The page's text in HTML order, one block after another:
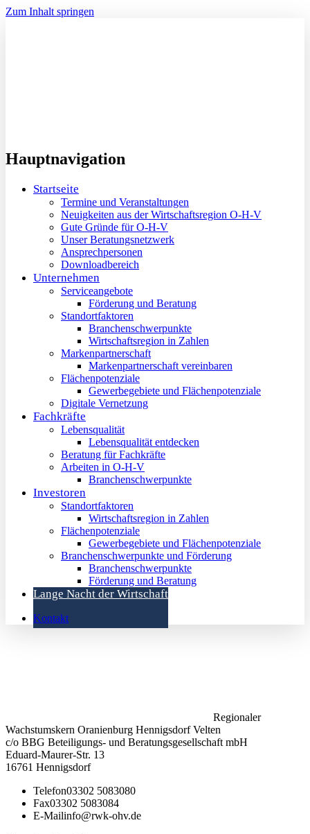
Zum Inhalt springen
Hauptnavigation
Startseite
Termine und Veranstaltungen
Neuigkeiten aus der Wirtschaftsregion O-H-V
Gute Gründe für O-H-V
Unser Beratungsnetzwerk
Ansprechpersonen
Downloadbereich
Unternehmen
Serviceangebote
Förderung und Beratung
Standortfaktoren
Branchenschwerpunkte
Wirtschaftsregion in Zahlen
Markenpartnerschaft
Markenpartnerschaft vereinbaren
Flächenpotenziale
Gewerbegebiete und Flächenpotenziale
Digitale Vernetzung
Fachkräfte
Lebensqualität
Lebensqualität entdecken
Beratung für Fachkräfte
Arbeiten in O-H-V
Branchenschwerpunkte
Investoren
Standortfaktoren
Wirtschaftsregion in Zahlen
Flächenpotenziale
Gewerbegebiete und Flächenpotenziale
Branchenschwerpunkte und Förderung
Branchenschwerpunkte
Förderung und Beratung
Lange Nacht der Wirtschaft
Kontakt
Regionaler
Wachstumskern Oranienburg Hennigsdorf Velten
c/o BBG Beteiligungs- und Beratungsgesellschaft mbH
Eduard-Maurer-Str. 13
16761 Hennigsdorf
Telefon03302 5083080
Fax03302 5083084
E-Mailinfo@rwk-ohv.de